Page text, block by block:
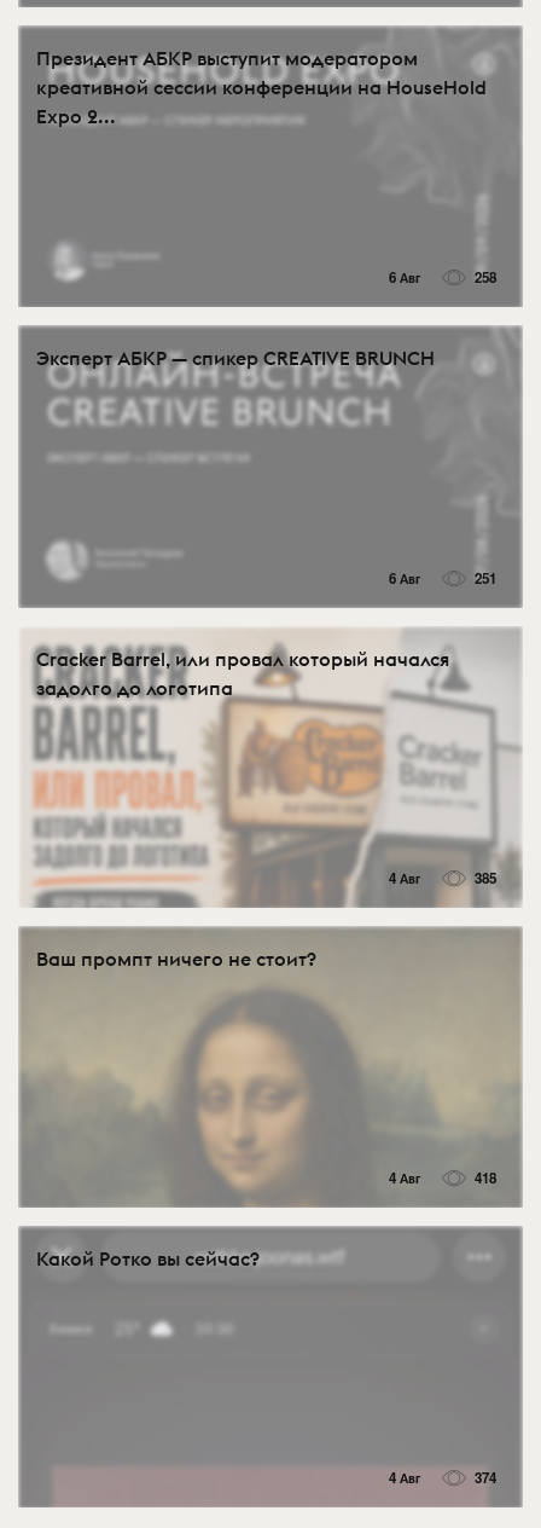
Президент АБКР выступит модератором
креативной сессии конференции на HouseHold
Expo 2...
6 Авг 258
Эксперт АБКР — спикер CREATIVE BRUNCH
6 Авг 251
Cracker Barrel, или провал который начался
задолго до логотипа
4 Авг 385
Ваш промпт ничего не стоит?
4 Авг 418
Какой Ротко вы сейчас?
4 Авг 374